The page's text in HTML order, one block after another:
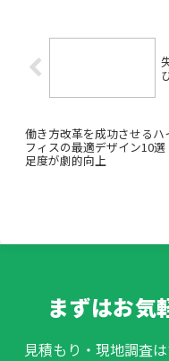
働き方改革を成功させるハ
フィスの最適デザイン10
足度が劇的向上
まずはお気
見積もり・現地調査